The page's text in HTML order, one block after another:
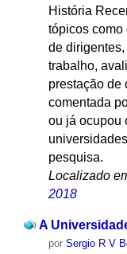
História
tópicos como
de
trabalho,
prestação de
comentada
ou já ocupou
pesquisa.
Localizado
2018
A
por Sergio R V